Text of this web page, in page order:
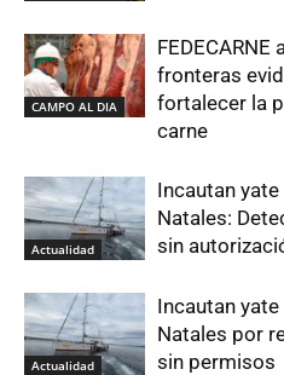
CAMPO AL DIA
fronteras
fortalecer la
carne
Actualidad
Incautan
Natales:
sin
Actualidad
Incautan
Natales por
sin permisos